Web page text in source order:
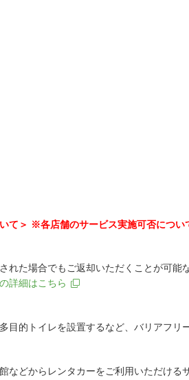
て＞ ※各店舗のサービス実施可否につ
れた場合でもご返却いただくことが可能
詳細はこちら
目的トイレを設置するなど、バリアフリ
などからレンタカーをご利用いただける